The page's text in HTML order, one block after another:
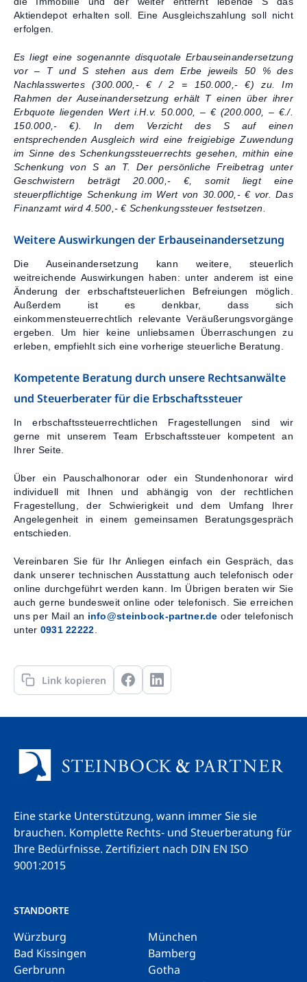
Aktiendepot erhalten soll. Eine Ausgleichszahlung soll nicht
erfolgen.
Es liegt eine sogenannte disquotale Erbauseinandersetzung
vor – T und S stehen aus dem Erbe jeweils 50 % des
Nachlasswertes (300.000,- € / 2 = 150.000,- €) zu. Im
Rahmen der Auseinandersetzung erhält T einen über ihrer
Erbquote liegenden Wert i.H.v. 50.000, – € (200.000, – €./.
150.000,- €). In dem Verzicht des S auf einen
entsprechenden Ausgleich wird eine freigiebige Zuwendung
im Sinne des Schenkungssteuerrechts gesehen, mithin eine
Schenkung von S an T. Der persönliche Freibetrag unter
Geschwistern beträgt 20.000,- €, somit liegt eine
steuerpflichtige Schenkung im Wert von 30.000,- € vor. Das
Finanzamt wird 4.500,- € Schenkungssteuer festsetzen.
Weitere Auswirkungen der Erbauseinandersetzung
Die Auseinandersetzung kann weitere, steuerlich
weitreichende Auswirkungen haben: unter anderem ist eine
Änderung der erbschaftsteuerlichen Befreiungen möglich.
Außerdem ist es denkbar, dass sich
einkommensteuerrechtlich relevante Veräußerungsvorgänge
ergeben. Um hier keine unliebsamen Überraschungen zu
erleben, empfiehlt sich eine vorherige steuerliche Beratung.
Kompetente Beratung durch unsere Rechtsanwälte
und Steuerberater für die Erbschaftssteuer
In erbschaftssteuerrechtlichen Fragestellungen sind wir
gerne mit unserem Team Erbschaftssteuer kompetent an
Ihrer Seite.
Über ein Pauschalhonorar oder ein Stundenhonorar wird
individuell mit Ihnen und abhängig von der rechtlichen
Fragestellung, der Schwierigkeit und dem Umfang Ihrer
Angelegenheit in einem gemeinsamen Beratungsgespräch
entschieden.
Vereinbaren Sie für Ihr Anliegen einfach ein Gespräch, das
dank unserer technischen Ausstattung auch telefonisch oder
online durchgeführt werden kann. Im Übrigen beraten wir Sie
auch gerne bundesweit online oder telefonisch. Sie erreichen
uns per Mail an info@steinbock-partner.de oder telefonisch
unter 0931 22222
Link kopieren
Eine starke Unterstützung, wann immer Sie sie
brauchen. Komplette Rechts- und Steuerberatung für
Ihre Bedürfnisse. Zertifiziert nach DIN EN ISO
9001:2015
STANDORTE
Würzburg
München
Bad Kissingen
Bamberg
Gerbrunn
Gotha